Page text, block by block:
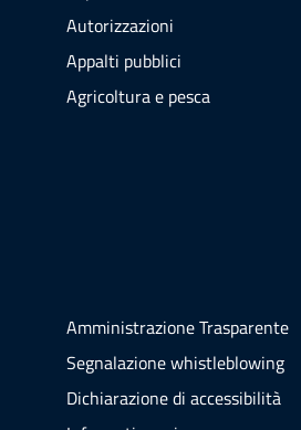
Autorizzazioni
Appalti pubblici
Agricoltura e pesca
Amministrazione Trasparente
Segnalazione whistleblowing
Dichiarazione di accessibilità